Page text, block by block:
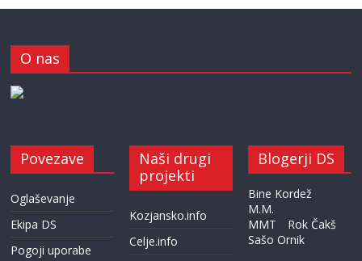
O nas
Povezave
Oglaševanje
Ekipa DS
Pogoji uporabe
Naši drugi
projekti
Kozjansko.info
Celje.info
Blogerji DS
Bine Kordež
M.M.
MMT
Rok Čakš
Sašo Ornik